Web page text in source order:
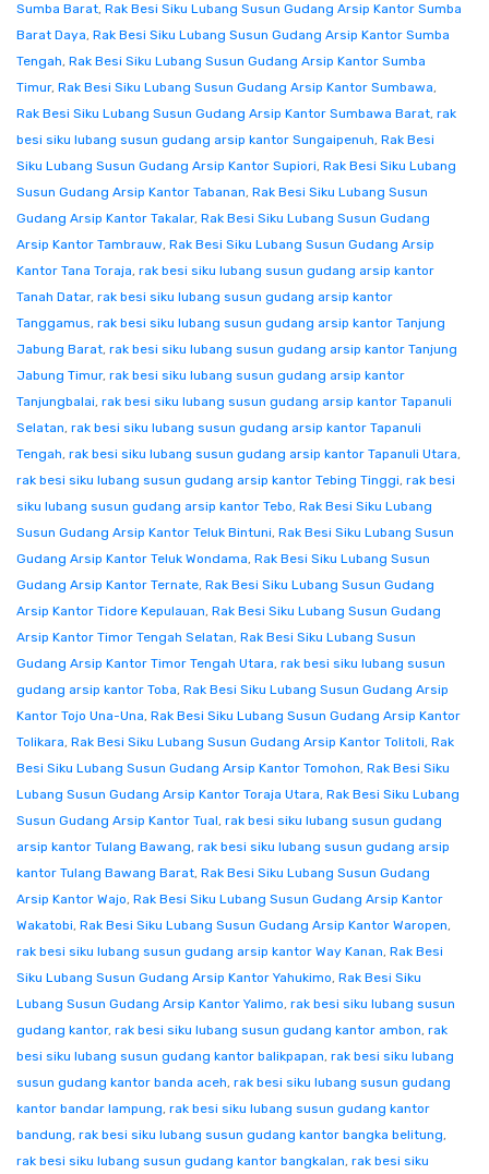
Sumba Barat, Rak Besi Siku Lubang Susun Gudang Arsip Kantor Sumba
Barat Daya, Rak Besi Siku Lubang Susun Gudang Arsip Kantor Sumba
Tengah, Rak Besi Siku Lubang Susun Gudang Arsip Kantor Sumba
Timur, Rak Besi Siku Lubang Susun Gudang Arsip Kantor Sumbawa,
Rak Besi Siku Lubang Susun Gudang Arsip Kantor Sumbawa Barat, rak
besi siku lubang susun gudang arsip kantor Sungaipenuh, Rak Besi
Siku Lubang Susun Gudang Arsip Kantor Supiori, Rak Besi Siku Lubang
Susun Gudang Arsip Kantor Tabanan, Rak Besi Siku Lubang Susun
Gudang Arsip Kantor Takalar, Rak Besi Siku Lubang Susun Gudang
Arsip Kantor Tambrauw, Rak Besi Siku Lubang Susun Gudang Arsip
Kantor Tana Toraja, rak besi siku lubang susun gudang arsip kantor
Tanah Datar, rak besi siku lubang susun gudang arsip kantor
Tanggamus, rak besi siku lubang susun gudang arsip kantor Tanjung
Jabung Barat, rak besi siku lubang susun gudang arsip kantor Tanjung
Jabung Timur, rak besi siku lubang susun gudang arsip kantor
Tanjungbalai, rak besi siku lubang susun gudang arsip kantor Tapanuli
Selatan, rak besi siku lubang susun gudang arsip kantor Tapanuli
Tengah, rak besi siku lubang susun gudang arsip kantor Tapanuli Utara,
rak besi siku lubang susun gudang arsip kantor Tebing Tinggi, rak besi
siku lubang susun gudang arsip kantor Tebo, Rak Besi Siku Lubang
Susun Gudang Arsip Kantor Teluk Bintuni, Rak Besi Siku Lubang Susun
Gudang Arsip Kantor Teluk Wondama, Rak Besi Siku Lubang Susun
Gudang Arsip Kantor Ternate, Rak Besi Siku Lubang Susun Gudang
Arsip Kantor Tidore Kepulauan, Rak Besi Siku Lubang Susun Gudang
Arsip Kantor Timor Tengah Selatan, Rak Besi Siku Lubang Susun
Gudang Arsip Kantor Timor Tengah Utara, rak besi siku lubang susun
gudang arsip kantor Toba, Rak Besi Siku Lubang Susun Gudang Arsip
Kantor Tojo Una-Una, Rak Besi Siku Lubang Susun Gudang Arsip Kantor
Tolikara, Rak Besi Siku Lubang Susun Gudang Arsip Kantor Tolitoli, Rak
Besi Siku Lubang Susun Gudang Arsip Kantor Tomohon, Rak Besi Siku
Lubang Susun Gudang Arsip Kantor Toraja Utara, Rak Besi Siku Lubang
Susun Gudang Arsip Kantor Tual, rak besi siku lubang susun gudang
arsip kantor Tulang Bawang, rak besi siku lubang susun gudang arsip
kantor Tulang Bawang Barat, Rak Besi Siku Lubang Susun Gudang
Arsip Kantor Wajo, Rak Besi Siku Lubang Susun Gudang Arsip Kantor
Wakatobi, Rak Besi Siku Lubang Susun Gudang Arsip Kantor Waropen,
rak besi siku lubang susun gudang arsip kantor Way Kanan, Rak Besi
Siku Lubang Susun Gudang Arsip Kantor Yahukimo, Rak Besi Siku
Lubang Susun Gudang Arsip Kantor Yalimo, rak besi siku lubang susun
gudang kantor, rak besi siku lubang susun gudang kantor ambon, rak
besi siku lubang susun gudang kantor balikpapan, rak besi siku lubang
susun gudang kantor banda aceh, rak besi siku lubang susun gudang
kantor bandar lampung, rak besi siku lubang susun gudang kantor
bandung, rak besi siku lubang susun gudang kantor bangka belitung,
rak besi siku lubang susun gudang kantor bangkalan, rak besi siku